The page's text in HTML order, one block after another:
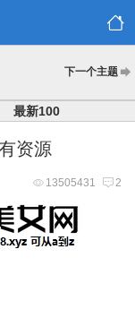
下一个主题
最新100
资源
13505431 2